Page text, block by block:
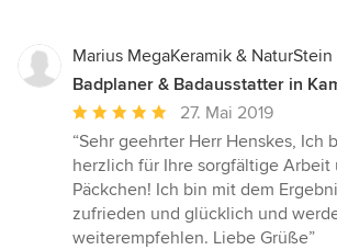
Marius MegaKeramik & NaturStein
Badplaner & Badausstatter in
Durchschnittliche
Bewertung:
5
von
5
Sternen
27. Mai 2019
“Sehr geehrter Herr Henskes, Ich
herzlich für Ihre sorgfältige Arbeit
Päckchen! Ich bin mit dem
zufrieden und glücklich und
weiterempfehlen. Liebe Grüße”